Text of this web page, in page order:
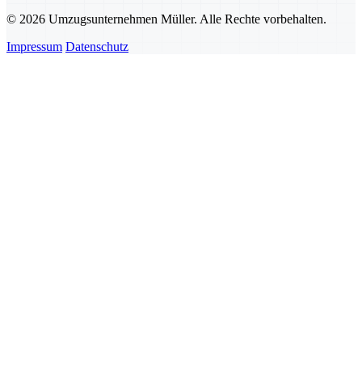
© 2026 Umzugsunternehmen Müller. Alle Rechte vorbehalten.
Impressum Datenschutz